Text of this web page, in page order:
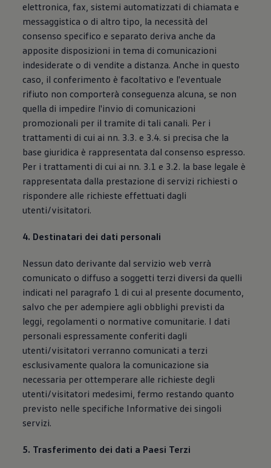
elettronica, fax, sistemi automatizzati di chiamata e
messaggistica o di altro tipo, la necessità del
consenso specifico e separato deriva anche da
apposite disposizioni in tema di comunicazioni
indesiderate o di vendite a distanza. Anche in questo
caso, il conferimento è facoltativo e l'eventuale
rifiuto non comporterà conseguenza alcuna, se non
quella di impedire l'invio di comunicazioni
promozionali per il tramite di tali canali. Per i
trattamenti di cui ai nn. 3.3. e 3.4. si precisa che la
base giuridica è rappresentata dal consenso espresso.
Per i trattamenti di cui ai nn. 3.1 e 3.2. la base legale è
rappresentata dalla prestazione di servizi richiesti o
rispondere alle richieste effettuati dagli
utenti/visitatori.
4. Destinatari dei dati personali
Nessun dato derivante dal servizio web verrà
comunicato o diffuso a soggetti terzi diversi da quelli
indicati nel paragrafo 1 di cui al presente documento,
salvo che per adempiere agli obblighi previsti da
leggi, regolamenti o normative comunitarie. I dati
personali espressamente conferiti dagli
utenti/visitatori verranno comunicati a terzi
esclusivamente qualora la comunicazione sia
necessaria per ottemperare alle richieste degli
utenti/visitatori medesimi, fermo restando quanto
previsto nelle specifiche Informative dei singoli
servizi.
5. Trasferimento dei dati a Paesi Terzi